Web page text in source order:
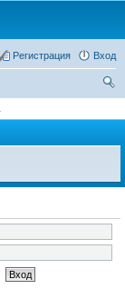
Вход
Регистрация